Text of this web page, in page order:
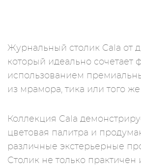
Журнальный столик Cala от
который идеально сочетает
использованием
из мрамора, тика или того
Коллекция Cala
цветовая палитра и
различные экстерьерные
Столик не только